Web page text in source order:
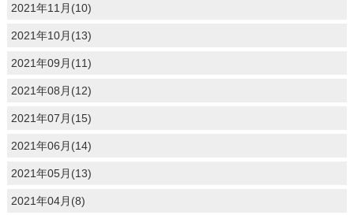
2021年11月(10)
2021年10月(13)
2021年09月(11)
2021年08月(12)
2021年07月(15)
2021年06月(14)
2021年05月(13)
2021年04月(8)